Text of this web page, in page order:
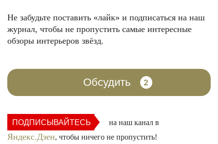
Не забудьте поставить «лайк» и подписаться на наш
журнал, чтобы не пропустить самые интересные
обзоры интерьеров звёзд.
Обсудить 2
ПОДПИСЫВАЙТЕСЬ на наш канал в
Яндекс.Дзен, чтобы ничего не пропустить!